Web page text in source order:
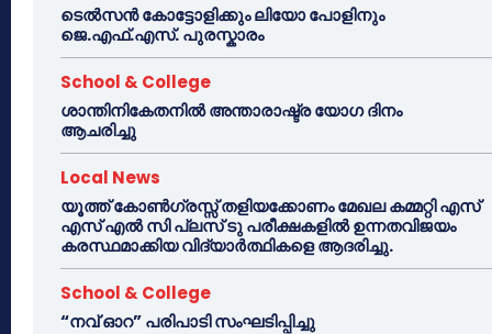
ടെൽസൻ കോട്ടോളിക്കും ലിയോ പോളിനും
ജെ.എഫ്.എസ്. പുരസ്കാരം
School & College
ശാന്തിനികേതനിൽ അന്താരാഷ്ട്ര യോഗ ദിനം
ആചരിച്ചു
Local News
യൂത്ത് കോൺഗ്രസ്സ് തളിയക്കോണം മേഖല കമ്മറ്റി എസ്
എസ് എൽ സി പ്ലസ് ടു പരീക്ഷകളിൽ ഉന്നതവിജയം
കരസ്ഥമാക്കിയ വിദ്യാർത്ഥികളെ ആദരിച്ചു.
School & College
“നവ് ഓറ” പരിപാടി സംഘടിപ്പിച്ചു